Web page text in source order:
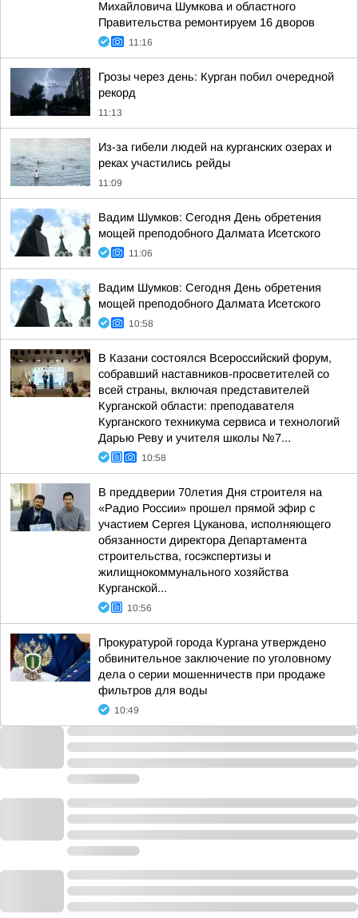
Михайловича Шумкова и областного
Правительства ремонтируем 16 дворов
11:16
Грозы через день: Курган побил очередной
рекорд
11:13
Из-за гибели людей на курганских озерах и
реках участились рейды
11:09
Вадим Шумков: Сегодня День обретения
мощей преподобного Далмата Исетского
11:06
Вадим Шумков: Сегодня День обретения
мощей преподобного Далмата Исетского
10:58
В Казани состоялся Всероссийский форум,
собравший наставников-просветителей со
всей страны, включая представителей
Курганской области: преподавателя
Курганского техникума сервиса и технологий
Дарью Реву и учителя школы №7...
10:58
В преддверии 70летия Дня строителя на
«Радио России» прошел прямой эфир с
участием Сергея Цуканова, исполняющего
обязанности директора Департамента
строительства, госэкспертизы и
жилищнокоммунального хозяйства
Курганской...
10:56
Прокуратурой города Кургана утверждено
обвинительное заключение по уголовному
дела о серии мошенничеств при продаже
фильтров для воды
10:49